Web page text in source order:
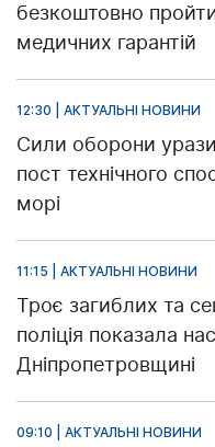
безкоштовно
медичних гарантій
12:30 | АКТУАЛЬНІ НОВИНИ
Сили оборони
пост технічного
морі
11:15 | АКТУАЛЬНІ НОВИНИ
Троє загиблих та
поліція показала
Дніпропетровщині
09:10 | АКТУАЛЬНІ НОВИНИ